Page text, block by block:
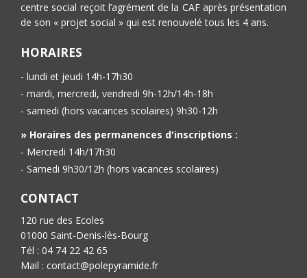
centre social reçoit l’agrément de la CAF après présentation
de son « projet social » qui est renouvelé tous les 4 ans.
HORAIRES
- lundi et jeudi 14h-17h30
- mardi, mercredi, vendredi 9h-12h/14h-18h
- samedi (hors vacances scolaires) 9h30-12h
» Horaires des permanences d'inscriptions :
- Mercredi 14h/17h30
- Samedi 9h30/12h (hors vacances scolaires)
CONTACT
120 rue des Ecoles
01000 Saint-Denis-lès-Bourg
Tél : 04 74 22 42 65
Mail : contact@polepyramide.fr